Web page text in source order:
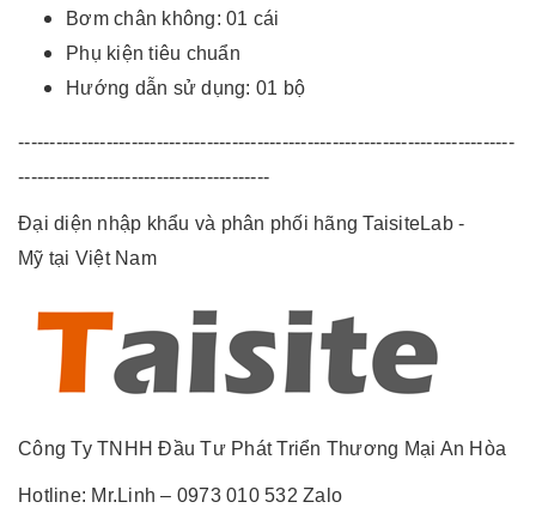
Bơm chân không: 01 cái
Phụ kiện tiêu chuẩn
Hướng dẫn sử dụng: 01 bộ
-------------------------------------------------------------------------------
----------------------------------------
Đại diện nhập khẩu và phân phối hãng TaisiteLab -
Mỹ tại Việt Nam
Công Ty TNHH Đầu Tư Phát Triển Thương Mại An Hòa
Hotline: Mr.Linh – 0973 010 532 Zalo